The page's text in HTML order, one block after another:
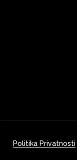
Politika Privatnosti